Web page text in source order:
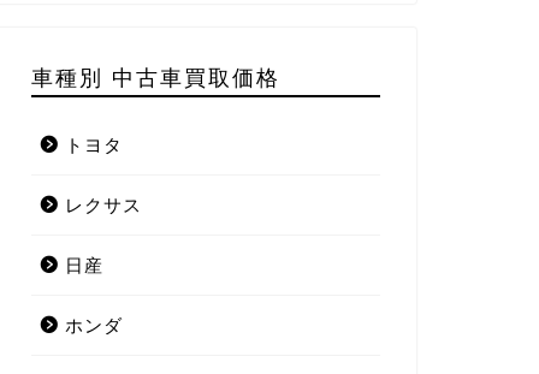
車種別 中古車買取価格
トヨタ
レクサス
日産
ホンダ